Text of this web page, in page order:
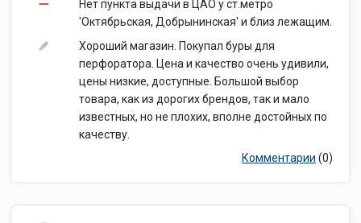
Нет пункта выдачи в ЦАО у ст.метро
'Октябрьская, Добрынинская' и близ лежащим.
Хороший магазин. Покупал буры для
перфоратора. Цена и качество очень удивили,
цены низкие, доступные. Большой выбор
товара, как из дорогих брендов, так и мало
известных, но не плохих, вполне достойных по
качеству.
Комментарии (0)